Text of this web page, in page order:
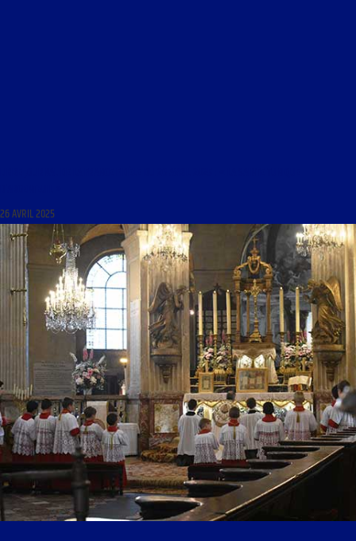
26 AVRIL 2025